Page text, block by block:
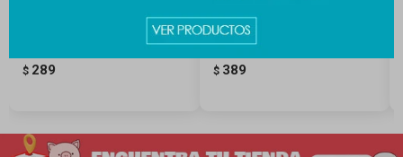
$ 289
Alicate para mascotas
$ 389